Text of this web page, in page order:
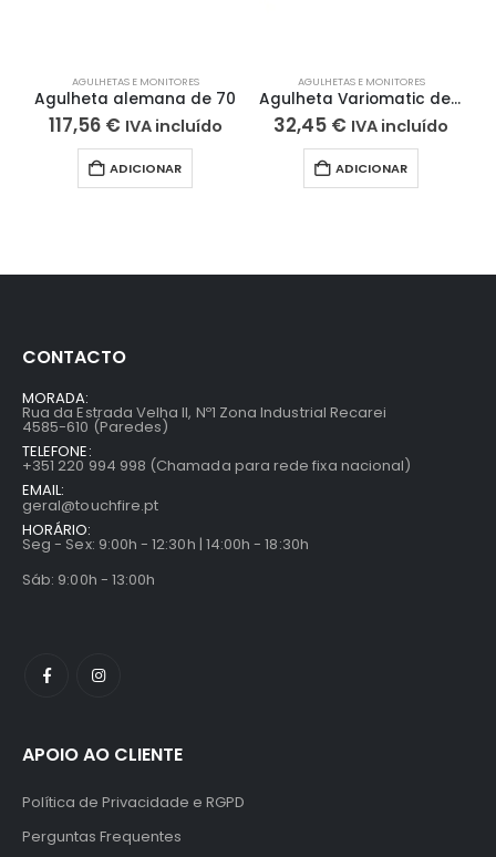
AGULHETAS E MONITORES
Agulheta alemana de 70
117,56 € IVA incluído
ADICIONAR
AGULHETAS E MONITORES
Agulheta Variomatic de 25mm LZAL25SR | Aluminio
32,45 € IVA incluído
ADICIONAR
CONTACTO
MORADA:
Rua da Estrada Velha II, Nº1 Zona Industrial Recarei
4585-610 (Paredes)
TELEFONE:
+351 220 994 998 (Chamada para rede fixa nacional)
EMAIL:
geral@touchfire.pt
HORÁRIO:
Seg - Sex: 9:00h - 12:30h | 14:00h - 18:30h
Sáb: 9:00h - 13:00h
APOIO AO CLIENTE
Política de Privacidade e RGPD
Perguntas Frequentes